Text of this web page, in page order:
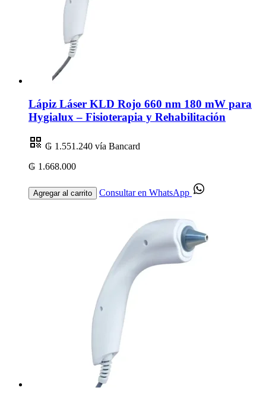
Lápiz Láser KLD Rojo 660 nm 180 mW para
Hygialux – Fisioterapia y Rehabilitación
₲ 1.551.240 vía Bancard
₲ 1.668.000
Agregar al carrito Consultar en WhatsApp